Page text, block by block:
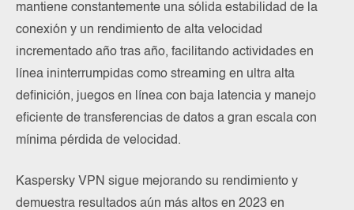
mantiene constantemente una sólida estabilidad de la
conexión y un rendimiento de alta velocidad
incrementado año tras año, facilitando actividades en
línea ininterrumpidas como streaming en ultra alta
definición, juegos en línea con baja latencia y manejo
eficiente de transferencias de datos a gran escala con
mínima pérdida de velocidad.
Kaspersky VPN sigue mejorando su rendimiento y
demuestra resultados aún más altos en 2023 en